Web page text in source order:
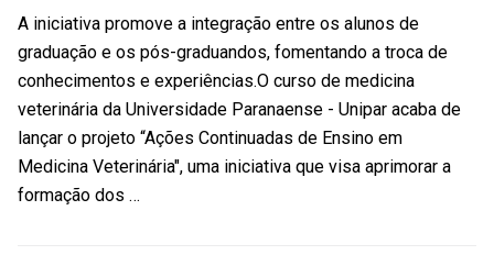
A iniciativa promove a integração entre os alunos de
graduação e os pós-graduandos, fomentando a troca de
conhecimentos e experiências.O curso de medicina
veterinária da Universidade Paranaense - Unipar acaba de
lançar o projeto “Ações Continuadas de Ensino em
Medicina Veterinária", uma iniciativa que visa aprimorar a
formação dos …